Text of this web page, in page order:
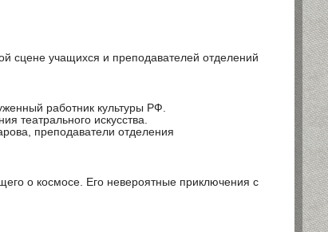
сцене учащихся и преподавателей отделений
работник культуры РФ.
театрального искусства.
преподаватели отделения
о космосе. Его невероятные приключения с